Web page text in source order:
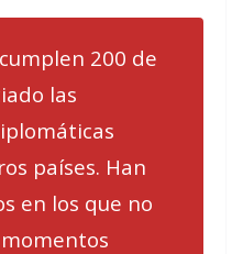
200 de
las
países. Han
en los que no